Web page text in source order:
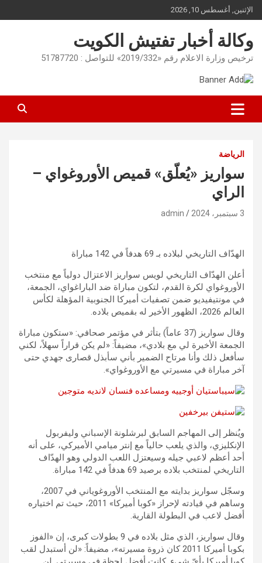
Skip
to
content
الإثنين, أغسطس 10, 2026
وكالة أخبار تفتيش الكويت
ترخيص وزارة الاعلام رقم «2019/332» للتواصل : 51787720
الرياضة
سواريز «يُعلّق» قميص الأوروغواي –
الراي
3 سبتمبر، 2024 admin
الهدّاف التاريخي لبلاده بـ 69 هدفاً في 142 مباراة
أعلن الهدّاف التاريخي لويس سواريز الاعتزال دولياً مع منتخب
الأوروغواي لكرة القدم، لتكون مباراة ضد الباراغواي، الجمعة،
في مونتيفيديو ضمن تصفيات أميركا الجنوبية المؤهلة لكأس
العالم 2026، الظهور الأخير له بقميص بلاده.
وقال سواريز (37 عاماً) بتأثر في مؤتمر صحافي: «ستكون مباراة
الجمعة الأخيرة لي مع بلادي»، مضيفاً: «لم يكن قراراً سهلاً، لكني
سأفعل ذلك وأنا مرتاح الضمير بأني سأبذل قصارى جهدي حتى
آخر مباراة في مسيرتي مع الأوروغواي».
ويُنظر إلى المهاجم السابق لبرشلونة الإسباني وليفربول
الإنكليزي، والذي يلعب حالياً مع إنتر ميامي الأميركي، على أنه
أحد أعظم لاعبي جيله وسيعتزل اللعب الدولي وهو الهدّاف
التاريخي لمنتخب بلاده برصيد 69 هدفاً في 142 مباراة.
وسجّل سواريز بدايته مع المنتخب الأوروغوياني في 2007،
وساهم في قيادته لإحراز «كوبا أميركا» 2011، حيث تم اختياره
أفضل لاعب في البطولة القارية.
وقال سواريز، الذي مثل بلاده في 9 بطولات كبرى، إن «الفوز
بكوبا أميركا 2011 كان ذروة مسيرته»، مضيفاً: «لن أستبدل لقب